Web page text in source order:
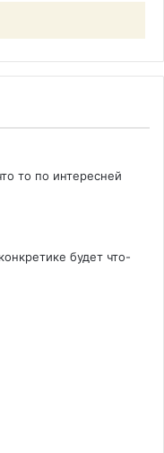
то по интересней
будет что-